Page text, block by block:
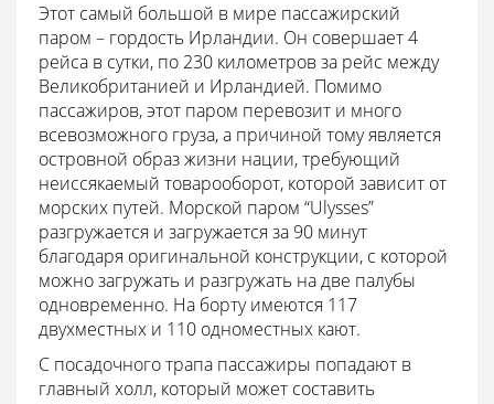
Этот самый большой в мире пассажирский
паром – гордость Ирландии. Он совершает 4
рейса в сутки, по 230 километров за рейс между
Великобританией и Ирландией. Помимо
пассажиров, этот паром перевозит и много
всевозможного груза, а причиной тому является
островной образ жизни нации, требующий
неиссякаемый товарооборот, которой зависит от
морских путей. Морской паром “Ulysses”
разгружается и загружается за 90 минут
благодаря оригинальной конструкции, с которой
можно загружать и разгружать на две палубы
одновременно. На борту имеются 117
двухместных и 110 одноместных кают.
С посадочного трапа пассажиры попадают в
главный холл, который может составить